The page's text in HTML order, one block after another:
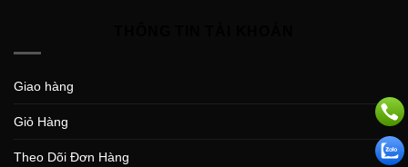
Giao hàng
Giỏ Hàng
Theo Dõi Đơn Hàng